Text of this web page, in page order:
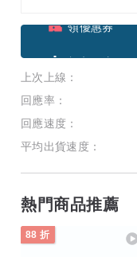
加入關注
上次上線：
回應率：
回應速度：
平均出貨速度：
熱門商品推薦
88 折